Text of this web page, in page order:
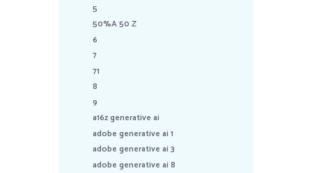
5
50%A 50 Z
6
7
71
8
9
a16z generative ai
adobe generative ai 1
adobe generative ai 3
adobe generative ai 8